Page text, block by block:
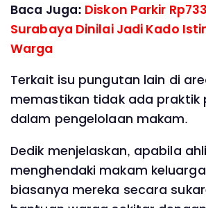
Baca Juga: Diskon Parkir
Surabaya Dinilai Jadi Kado
Warga
Terkait isu pungutan lain di
memastikan tidak ada praktik
dalam pengelolaan makam.
Dedik menjelaskan, apabila
menghendaki makam
biasanya mereka secara